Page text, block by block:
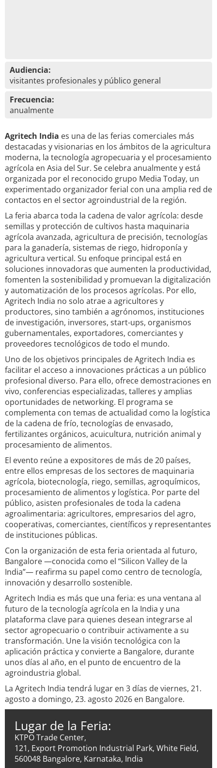
Audiencia:
visitantes profesionales y público general
Frecuencia:
anualmente
Agritech India es una de las ferias comerciales más
destacadas y visionarias en los ámbitos de la agricultura
moderna, la tecnología agropecuaria y el procesamiento
agrícola en Asia del Sur. Se celebra anualmente y está
organizada por el reconocido grupo Media Today, un
experimentado organizador ferial con una amplia red de
contactos en el sector agroindustrial de la región.
La feria abarca toda la cadena de valor agrícola: desde
semillas y protección de cultivos hasta maquinaria
agrícola avanzada, agricultura de precisión, tecnologías
para la ganadería, sistemas de riego, hidroponía y
agricultura vertical. Su enfoque principal está en
soluciones innovadoras que aumenten la productividad,
fomenten la sostenibilidad y promuevan la digitalización
y automatización de los procesos agrícolas. Por ello,
Agritech India no solo atrae a agricultores y
productores, sino también a agrónomos, instituciones
de investigación, inversores, start-ups, organismos
gubernamentales, exportadores, comerciantes y
proveedores tecnológicos de todo el mundo.
Uno de los objetivos principales de Agritech India es
facilitar el acceso a innovaciones prácticas a un público
profesional diverso. Para ello, ofrece demostraciones en
vivo, conferencias especializadas, talleres y amplias
oportunidades de networking. El programa se
complementa con temas de actualidad como la logística
de la cadena de frío, tecnologías de envasado,
fertilizantes orgánicos, acuicultura, nutrición animal y
procesamiento de alimentos.
El evento reúne a expositores de más de 20 países,
entre ellos empresas de los sectores de maquinaria
agrícola, biotecnología, riego, semillas, agroquímicos,
procesamiento de alimentos y logística. Por parte del
público, asisten profesionales de toda la cadena
agroalimentaria: agricultores, empresarios del agro,
cooperativas, comerciantes, científicos y representantes
de instituciones públicas.
Con la organización de esta feria orientada al futuro,
Bangalore —conocida como el “Silicon Valley de la
India”— reafirma su papel como centro de tecnología,
innovación y desarrollo sostenible.
Agritech India es más que una feria: es una ventana al
futuro de la tecnología agrícola en la India y una
plataforma clave para quienes desean integrarse al
sector agropecuario o contribuir activamente a su
transformación. Une la visión tecnológica con la
aplicación práctica y convierte a Bangalore, durante
unos días al año, en el punto de encuentro de la
agroindustria global.
La Agritech India tendrá lugar en 3 días de viernes, 21.
agosto a domingo, 23. agosto 2026 en Bangalore.
Lugar de la Feria:
KTPO Trade Center,
121, Export Promotion Industrial Park, White Field,
560048 Bangalore, Karnataka, India